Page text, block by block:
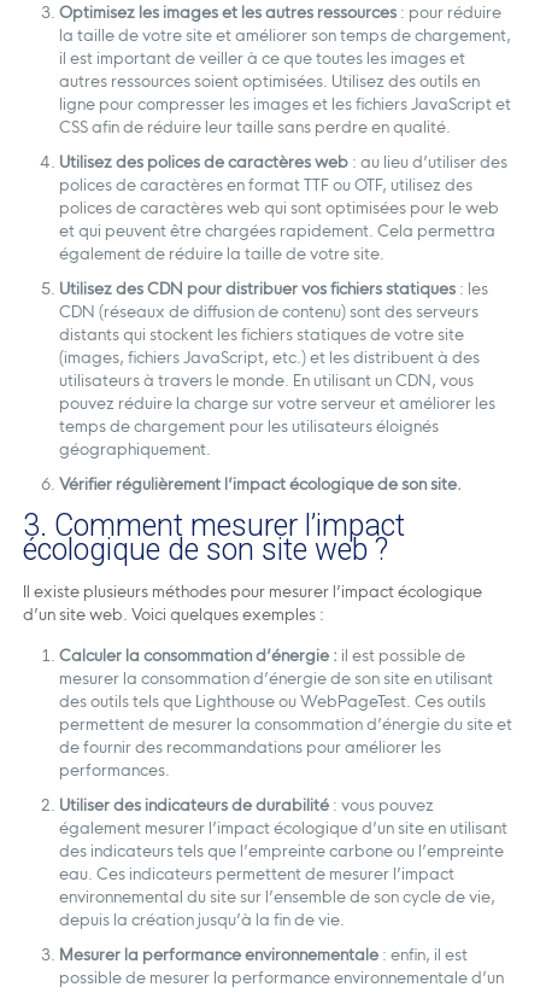
Optimisez les images et les autres ressources : pour réduire
la taille de votre site et améliorer son temps de chargement,
il est important de veiller à ce que toutes les images et
autres ressources soient optimisées. Utilisez des outils en
ligne pour compresser les images et les fichiers JavaScript et
CSS afin de réduire leur taille sans perdre en qualité.
Utilisez des polices de caractères web : au lieu d’utiliser des
polices de caractères en format TTF ou OTF, utilisez des
polices de caractères web qui sont optimisées pour le web
et qui peuvent être chargées rapidement. Cela permettra
également de réduire la taille de votre site.
Utilisez des CDN pour distribuer vos fichiers statiques : les
CDN (réseaux de diffusion de contenu) sont des serveurs
distants qui stockent les fichiers statiques de votre site
(images, fichiers JavaScript, etc.) et les distribuent à des
utilisateurs à travers le monde. En utilisant un CDN, vous
pouvez réduire la charge sur votre serveur et améliorer les
temps de chargement pour les utilisateurs éloignés
géographiquement.
Vérifier régulièrement l’impact écologique de son site.
3. Comment mesurer l’impact
écologique de son site web ?
Il existe plusieurs méthodes pour mesurer l’impact écologique
d’un site web. Voici quelques exemples :
Calculer la consommation d’énergie : il est possible de
mesurer la consommation d’énergie de son site en utilisant
des outils tels que Lighthouse ou WebPageTest. Ces outils
permettent de mesurer la consommation d’énergie du site et
de fournir des recommandations pour améliorer les
performances.
Utiliser des indicateurs de durabilité : vous pouvez
également mesurer l’impact écologique d’un site en utilisant
des indicateurs tels que l’empreinte carbone ou l’empreinte
eau. Ces indicateurs permettent de mesurer l’impact
environnemental du site sur l’ensemble de son cycle de vie,
depuis la création jusqu’à la fin de vie.
Mesurer la performance environnementale : enfin, il est
possible de mesurer la performance environnementale d’un